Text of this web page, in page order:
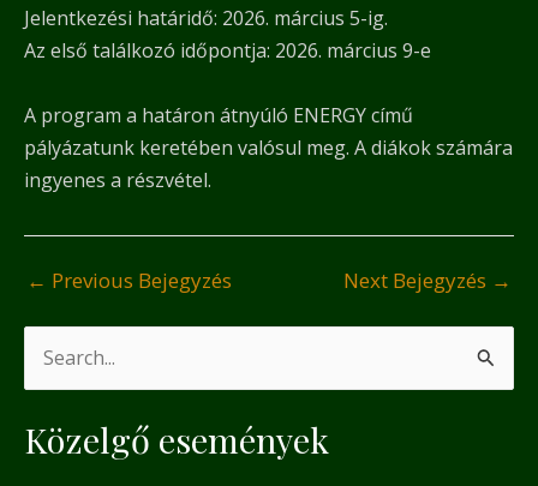
Jelentkezési határidő: 2026. március 5-ig.
Az első találkozó időpontja: 2026. március 9-e
A program a határon átnyúló ENERGY című
pályázatunk keretében valósul meg. A diákok számára
ingyenes a részvétel.
← Previous Bejegyzés Next Bejegyzés →
a
Közelgő események